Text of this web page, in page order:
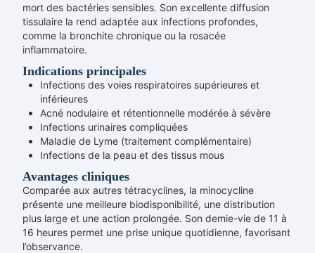
mort des bactéries sensibles. Son excellente diffusion
tissulaire la rend adaptée aux infections profondes,
comme la bronchite chronique ou la rosacée
inflammatoire.
Indications principales
Infections des voies respiratoires supérieures et
inférieures
Acné nodulaire et rétentionnelle modérée à sévère
Infections urinaires compliquées
Maladie de Lyme (traitement complémentaire)
Infections de la peau et des tissus mous
Avantages cliniques
Comparée aux autres tétracyclines, la minocycline
présente une meilleure biodisponibilité, une distribution
plus large et une action prolongée. Son demie-vie de 11 à
16 heures permet une prise unique quotidienne, favorisant
l’observance.